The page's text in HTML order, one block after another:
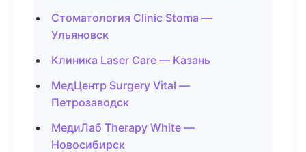
Стоматология Clinic Stoma —
Ульяновск
Клиника Laser Care — Казань
МедЦентр Surgery Vital —
Петрозаводск
МедиЛаб Therapy White —
Новосибирск